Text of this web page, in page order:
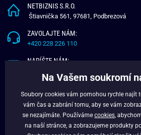
NETBIZNIS S.R.O.
Štiavnička 561, 97681, Podbrezová
ZAVOLAJTE NÁM:
+420 228 226 110
NAPÍŠTE NÁM:
O NÁS
VĚRNOSTNÍ PROGRAM
Na Vašem soukromí
Soubory cookies vám pomohou rychle najít
vám čas a zabrání tomu, aby se vám
se nezajímáte. Používáme cookies ,
na naší stránce, a zobrazujeme produkty